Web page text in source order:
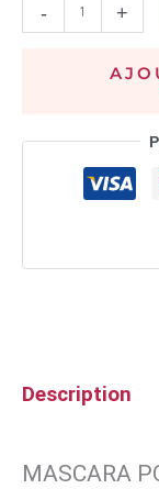
- +
Description
MASCARA